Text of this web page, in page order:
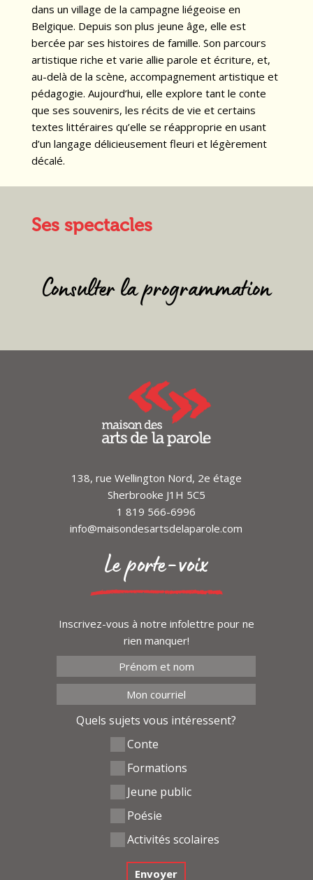
dans un village de la campagne liégeoise en
Belgique. Depuis son plus jeune âge, elle est
bercée par ses histoires de famille. Son parcours
artistique riche et varie allie parole et écriture, et,
au-delà de la scène, accompagnement artistique et
pédagogie. Aujourd’hui, elle explore tant le conte
que ses souvenirs, les récits de vie et certains
textes littéraires qu’elle se réapproprie en usant
d’un langage délicieusement fleuri et légèrement
décalé.
Ses spectacles
Consulter la programmation
138, rue Wellington Nord, 2e étage
Sherbrooke J1H 5C5
1 819 566-6996
info@maisondesartsdelaparole.com
Le porte-voix
Inscrivez-vous à notre infolettre pour ne
rien manquer!
Quels sujets vous intéressent?
Conte
Formations
Jeune public
Poésie
Activités scolaires